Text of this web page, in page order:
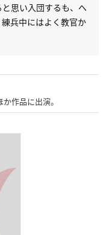
思い入団するも、へ
兵中にはよく教官か
作品に出演。